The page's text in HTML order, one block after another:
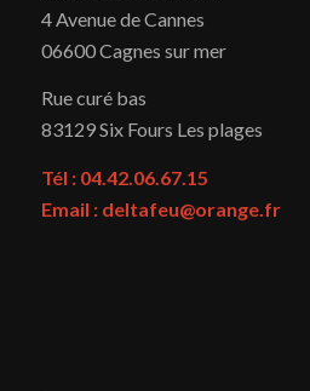
4 Avenue de Cannes
06600 Cagnes sur mer
Rue curé bas
83129Six Fours Les plages
Tél : 04.42.06.67.15
Email : deltafeu@orange.fr